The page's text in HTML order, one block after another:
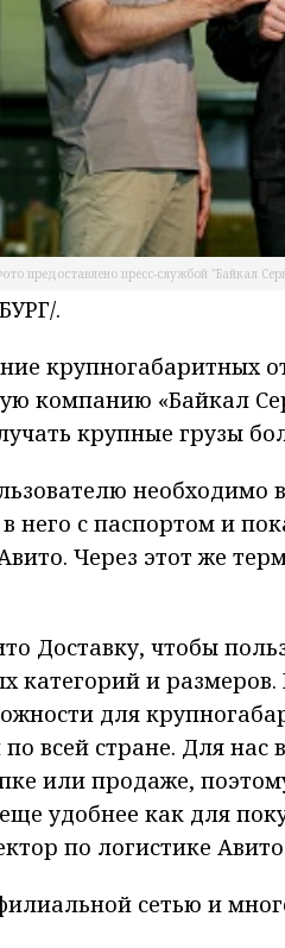
предоставлено пресс-службой "Байкал
.
крупногабаритных
компанию «Байкал
крупные грузы
необходимо
него с паспортом и
Через этот же
Доставку, чтобы
категорий и
для
всей стране. Для нас
или продаже,
удобнее как для
по логистике
сетью и